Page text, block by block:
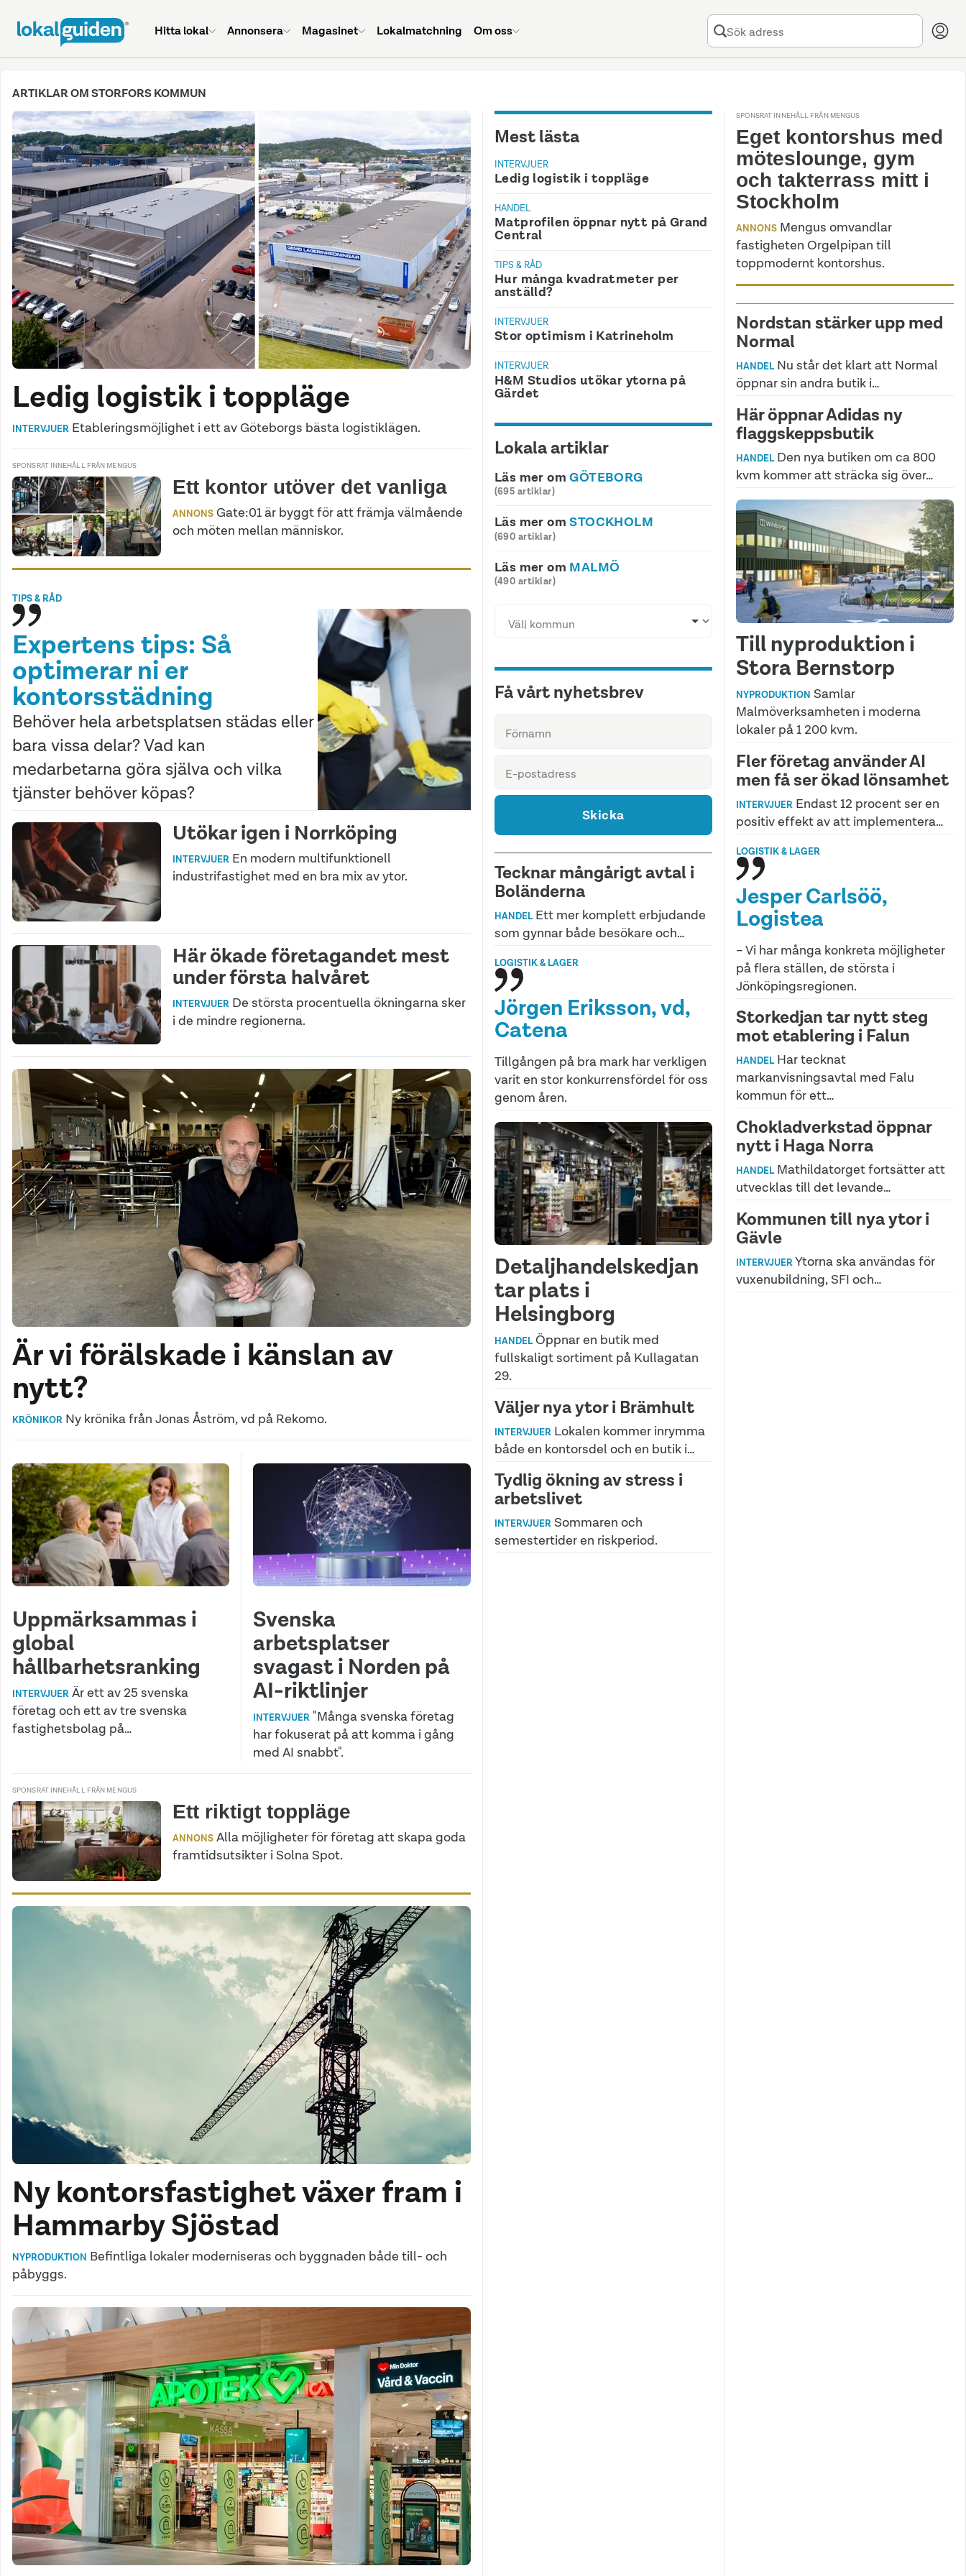
Hitta lokal Annonsera Magasinet Lokalmatchning Om oss
ARTIKLAR OM STORFORS KOMMUN
Ledig logistik i toppläge
INTERVJUER Etableringsmöjlighet i ett av Göteborgs bästa logistiklägen.
SPONSRAT INNEHÅLL FRÅN MENGUS
Ett kontor utöver det vanliga
ANNONS Gate:01 är byggt för att främja välmående
och möten mellan människor.
TIPS & RÅD
Expertens tips: Så
optimerar ni er
kontorsstädning
Behöver hela arbetsplatsen städas eller
bara vissa delar? Vad kan
medarbetarna göra själva och vilka
tjänster behöver köpas?
Utökar igen i Norrköping
INTERVJUER En modern multifunktionell
industrifastighet med en bra mix av ytor.
Här ökade företagandet mest
under första halvåret
INTERVJUER De största procentuella ökningarna sker
i de mindre regionerna.
Är vi förälskade i känslan av
nytt?
KRÖNIKOR Ny krönika från Jonas Åström, vd på Rekomo.
Uppmärksammas i
global
hållbarhetsranking
INTERVJUER Är ett av 25 svenska
företag och ett av tre svenska
fastighetsbolag på…
Svenska
arbetsplatser
svagast i Norden på
AI-riktlinjer
INTERVJUER "Många svenska företag
har fokuserat på att komma i gång
med AI snabbt".
SPONSRAT INNEHÅLL FRÅN MENGUS
Ett riktigt toppläge
ANNONS Alla möjligheter för företag att skapa goda
framtidsutsikter i Solna Spot.
Ny kontorsfastighet växer fram i
Hammarby Sjöstad
NYPRODUKTION Befintliga lokaler moderniseras och byggnaden både till- och
påbyggs.
Mest lästa
INTERVJUER
Ledig logistik i toppläge
HANDEL
Matprofilen öppnar nytt på Grand
Central
TIPS & RÅD
Hur många kvadratmeter per
anställd?
INTERVJUER
Stor optimism i Katrineholm
INTERVJUER
H&M Studios utökar ytorna på
Gärdet
Lokala artiklar
Läs mer omGÖTEBORG
(695 artiklar)
Läs mer omSTOCKHOLM
(690 artiklar)
Läs mer om MALMÖ
(490 artiklar)
Få vårt nyhetsbrev
Skicka
Tecknar mångårigt avtal i
Boländerna
HANDELEtt mer komplett erbjudande
som gynnar både besökare och…
LOGISTIK & LAGER
Jörgen Eriksson, vd,
Catena
Tillgången på bra mark har verkligen
varit en stor konkurrensfördel för oss
genom åren.
Detaljhandelskedjan
tar plats i
Helsingborg
HANDELÖppnar en butik med
fullskaligt sortiment på Kullagatan
29.
Väljer nya ytor i Brämhult
INTERVJUER Lokalen kommer inrymma
både en kontorsdel och en butik i…
Tydlig ökning av stress i
arbetslivet
INTERVJUER Sommaren och
semestertider en riskperiod.
SPONSRAT INNEHÅLL FRÅN MENGUS
Eget kontorshus med
möteslounge, gym
och takterrass mitt i
Stockholm
ANNONSMengus omvandlar
fastigheten Orgelpipan till
toppmodernt kontorshus.
Nordstan stärker upp med
Normal
HANDELNu står det klart att Normal
öppnar sin andra butik i…
Här öppnar Adidas ny
flaggskeppsbutik
HANDELDen nya butiken om ca 800
kvm kommer att sträcka sig över…
Till nyproduktion i
Stora Bernstorp
NYPRODUKTION Samlar
Malmöverksamheten i moderna
lokaler på 1 200 kvm.
Fler företag använder AI
men få ser ökad lönsamhet
INTERVJUEREndast 12 procent ser en
positiv effekt av att implementera…
LOGISTIK & LAGER
Jesper Carlsöö,
Logistea
– Vi har många konkreta möjligheter
på flera ställen, de största i
Jönköpingsregionen.
Storkedjan tar nytt steg
mot etablering i Falun
HANDELHar tecknat
markanvisningsavtal med Falu
kommun för ett…
Chokladverkstad öppnar
nytt i Haga Norra
HANDELMathildatorget fortsätter att
utvecklas till det levande…
Kommunen till nya ytor i
Gävle
INTERVJUERYtorna ska användas för
vuxenubildning, SFI och…